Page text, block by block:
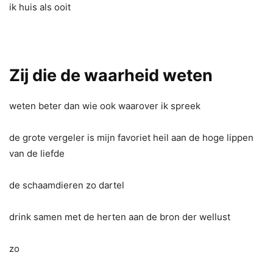
ik huis als ooit
Zij die de waarheid weten
weten beter dan wie ook waarover ik spreek
de grote vergeler is mijn favoriet heil aan de hoge lippen
van de liefde
de schaamdieren zo dartel
drink samen met de herten aan de bron der wellust
zo